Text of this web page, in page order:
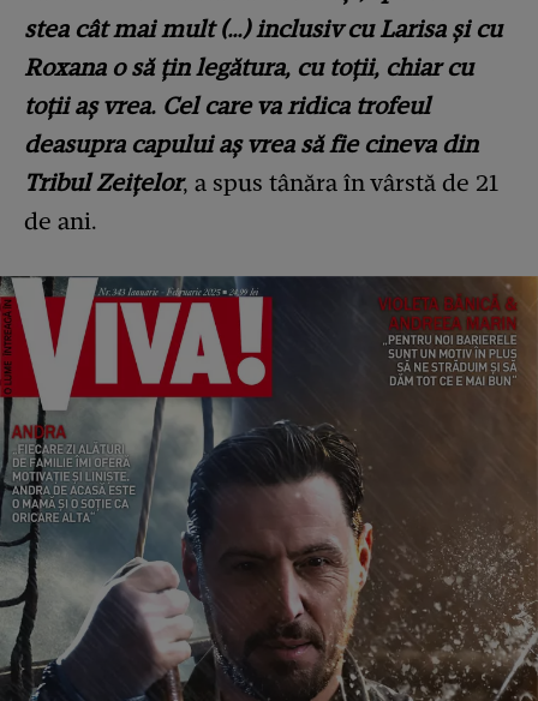
stea cât mai mult (…) inclusiv cu Larisa și cu
Roxana o să țin legătura, cu toții, chiar cu
toții aș vrea. Cel care va ridica trofeul
deasupra capului aș vrea să fie cineva din
Tribul Zeițelor, a spus tânăra în vârstă de 21
de ani.